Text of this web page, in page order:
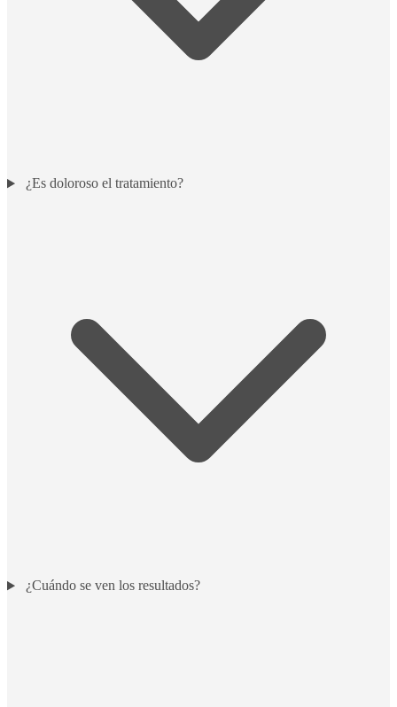
¿Es doloroso el tratamiento?
¿Cuándo se ven los resultados?